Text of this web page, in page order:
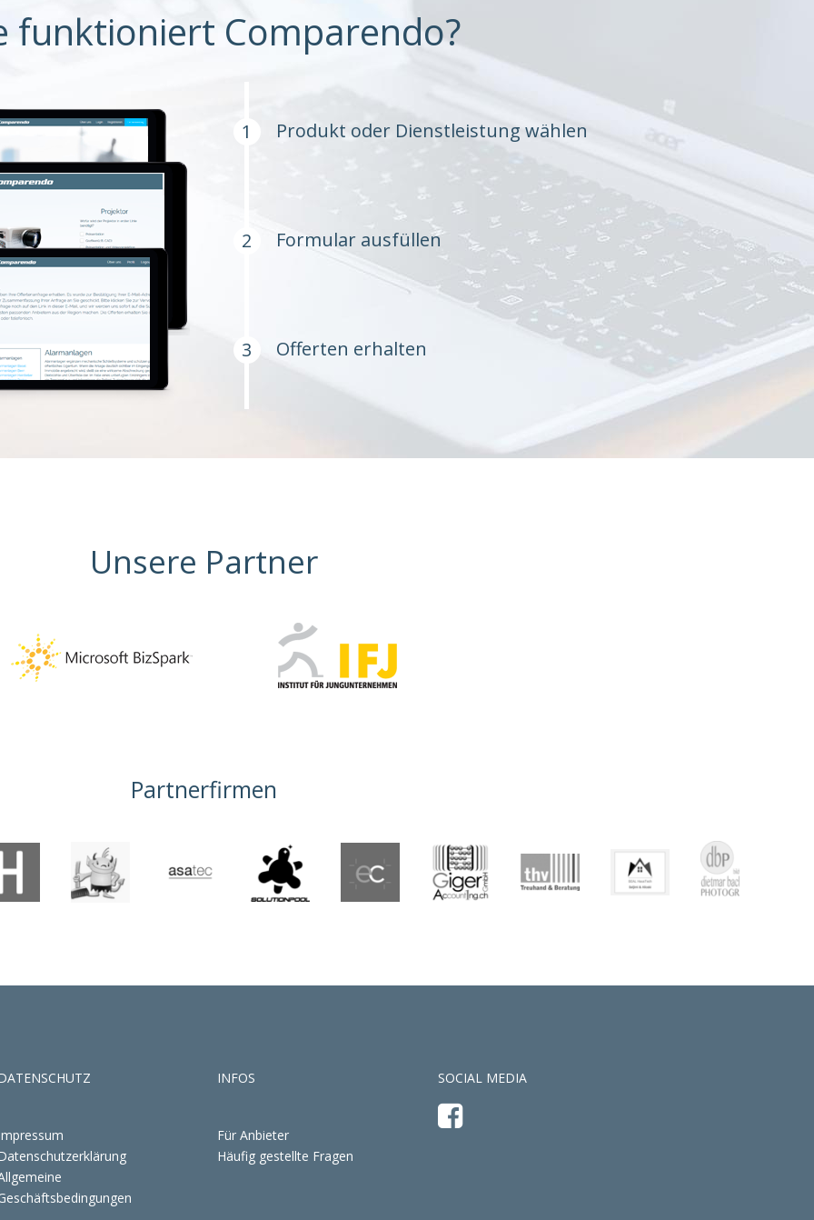
funktioniert Comparendo?
Produkt oder Dienstleistung wählen
Formular ausfüllen
Offerten erhalten
Unsere Partner
Partnerfirmen
INFOS
Für Anbieter
Häufig gestellte Fragen
SOCIAL MEDIA